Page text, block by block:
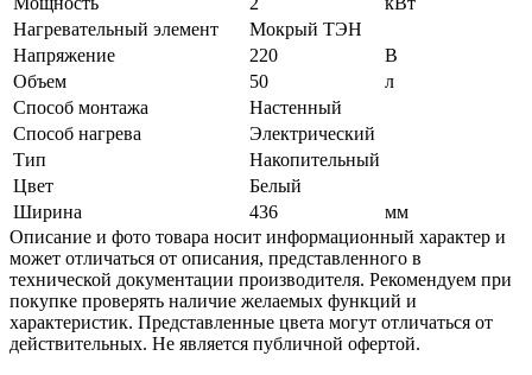
Нагревательный элемент
Мокрый ТЭН
Напряжение
220
В
Объем
50
л
Способ монтажа
Настенный
Способ нагрева
Электрический
Тип
Накопительный
Цвет
Белый
Ширина
436
мм
Описание и фото товара носит информационный характер и
может отличаться от описания, представленного в
технической документации производителя. Рекомендуем при
покупке проверять наличие желаемых функций и
характеристик. Представленные цвета могут отличаться от
действительных. Не является публичной офертой.